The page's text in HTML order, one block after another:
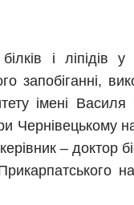
і ліпідів у
імені
Чернівецькому
– доктор